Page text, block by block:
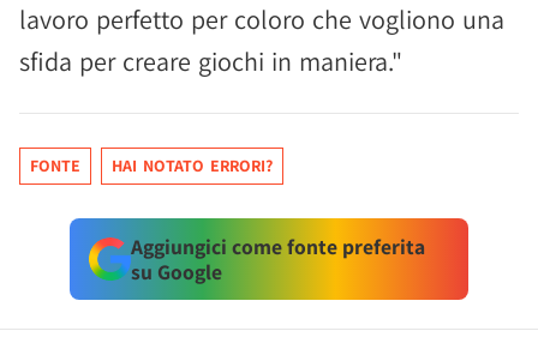
lavoro perfetto per coloro che vogliono una
sfida per creare giochi in maniera."
FONTE HAI NOTATO ERRORI?
Aggiungici come fonte preferita
su Google